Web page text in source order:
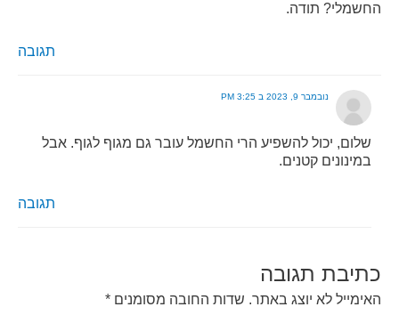
החשמלי? תודה.
תגובה
נובמבר 9, 2023 ב 3:25 PM
שלום, יכול להשפיע הרי החשמל עובר גם מגוף לגוף. אבל
במינונים קטנים.
תגובה
כתיבת תגובה
האימייל לא יוצג באתר. שדות החובה מסומנים *